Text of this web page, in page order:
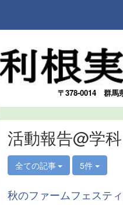
〒378-0014 群馬
活動報告@学
全ての記事 5件
秋のファームフェステ